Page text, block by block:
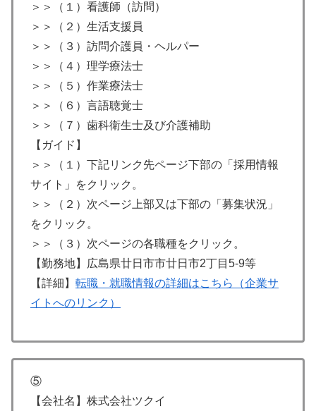
＞＞（１）看護師（訪問）
＞＞（２）生活支援員
＞＞（３）訪問介護員・ヘルパー
＞＞（４）理学療法士
＞＞（５）作業療法士
＞＞（６）言語聴覚士
＞＞（７）歯科衛生士及び介護補助
【ガイド】
＞＞（１）下記リンク先ページ下部の「採用情報
サイト」をクリック。
＞＞（２）次ページ上部又は下部の「募集状況」
をクリック。
＞＞（３）次ページの各職種をクリック。
【勤務地】広島県廿日市市廿日市2丁目5-9等
【詳細】 転職・就職情報の詳細はこちら（企業サ
イトへのリンク）
⑤
【会社名】株式会社ツクイ